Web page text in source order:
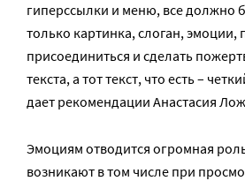
гиперссылки и меню, все должно
только картинка, слоган, эмоции,
присоединиться и сделать
текста, а тот текст, что есть –
дает рекомендации Анастасия
Эмоциям отводится огромная
возникают в том числе при